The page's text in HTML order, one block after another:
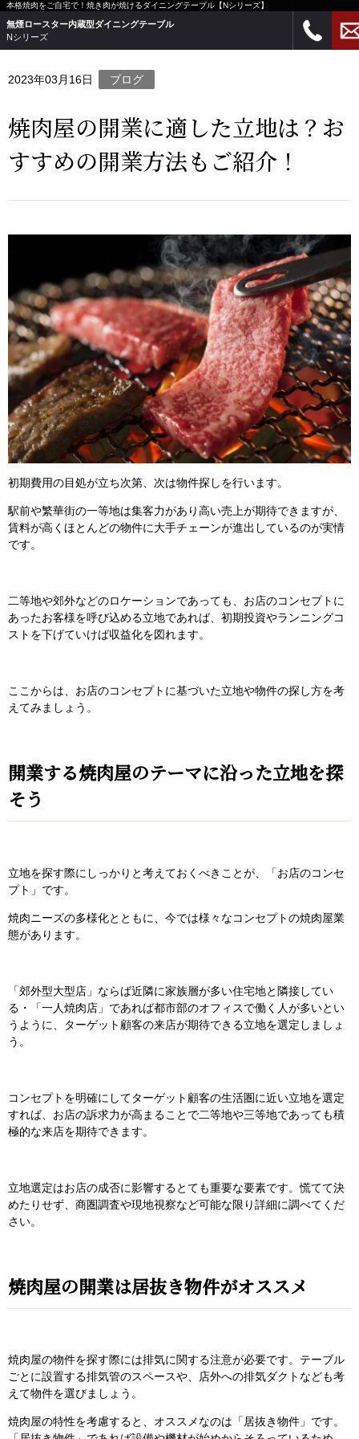
本格焼肉をご自宅で！焼き肉が焼けるダイニングテーブル【Nシリーズ】
無煙ロースター内蔵型ダイニングテーブル
Nシリーズ
ホーム ニュース >
焼肉屋の開業に適した立地は？おすす
めの開業方法もご紹介！
2023年03月16日 ブログ
焼肉屋の開業に適した立地は？お
すすめの開業方法もご紹介！
初期費用の目処が立ち次第、次は物件探しを行います。
駅前や繁華街の一等地は集客力があり高い売上が期待できますが、
賃料が高くほとんどの物件に大手チェーンが進出しているのが実情
です。
二等地や郊外などのロケーションであっても、お店のコンセプトに
あったお客様を呼び込める立地であれば、初期投資やランニングコ
ストを下げていけば収益化を図れます。
ここからは、お店のコンセプトに基づいた立地や物件の探し方を考
えてみましょう。
開業する焼肉屋のテーマに沿った立地を探
そう
立地を探す際にしっかりと考えておくべきことが、「お店のコンセ
プト」です。
焼肉ニーズの多様化とともに、今では様々なコンセプトの焼肉屋業
態があります。
「郊外型大型店」ならば近隣に家族層が多い住宅地と隣接してい
る・「一人焼肉店」であれば都市部のオフィスで働く人が多いとい
うように、ターゲット顧客の来店が期待できる立地を選定しましょ
う。
コンセプトを明確にしてターゲット顧客の生活圏に近い立地を選定
すれば、お店の訴求力が高まることで二等地や三等地であっても積
極的な来店を期待できます。
立地選定はお店の成否に影響するとても重要な要素です。慌てて決
めたりせず、商圏調査や現地視察など可能な限り詳細に調べてくだ
さい。
焼肉屋の開業は居抜き物件がオススメ
焼肉屋の物件を探す際には排気に関する注意が必要です。テーブル
ごとに設置する排気管のスペースや、店外への排気ダクトなども考
えて物件を選びましょう。
焼肉屋の特性を考慮すると、オススメなのは「居抜き物件」です。